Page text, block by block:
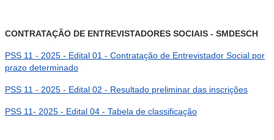
CONTRATAÇÃO DE ENTREVISTADORES SOCIAIS - SMDESCH
PSS 11 - 2025 - Edital 01 - Contratação de Entrevistador Social por
prazo determinado
PSS 11 - 2025 - Edital 02 - Resultado preliminar das inscrições
PSS 11- 2025 - Edital 04 - Tabela de classificação